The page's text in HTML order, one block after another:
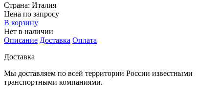
Страна: Италия
Цена по запросу
В корзину
Нет в наличии
Описание Доставка Оплата
Доставка
Мы доставляем по всей территории России известными
транспортными компаниями.